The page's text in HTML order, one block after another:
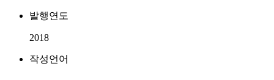
발행연도
2018
작성언어